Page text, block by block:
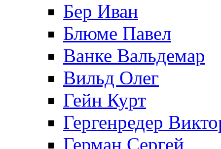
Бер Иван
Блюме Павел
Ванке Вальдемар
Вильд Олег
Гейн Курт
Гергенредер
Герман Сергей